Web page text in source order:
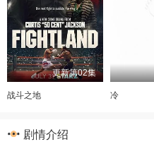
更新第02集
战斗之地 冷
剧情介绍